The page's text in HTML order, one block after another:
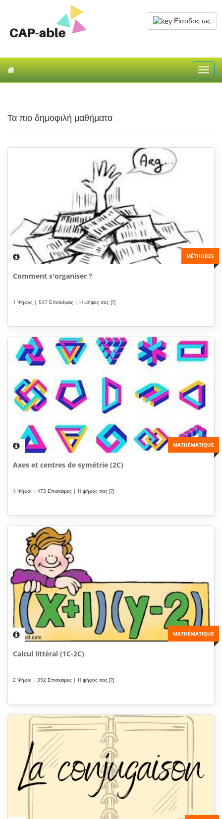
Είσοδος ως
Τα πιο δημοφιλή μαθήματα
MÉTHODES
Comment s'organiser ?
1 Ψήφος | 547 Επισκέψεις | Η ψήφος σας [?]
MATHÉMATIQUE
Axes et centres de symétrie (2C)
4 Ψήφοι | 473 Επισκέψεις | Η ψήφος σας [?]
MATHÉMATIQUE
Calcul littéral (1C-2C)
2 Ψήφοι | 392 Επισκέψεις | Η ψήφος σας [?]